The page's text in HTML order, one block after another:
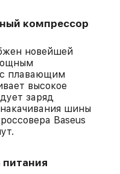
компрессор
новейшей
плавающим
высокое
заряд
шины
Baseus